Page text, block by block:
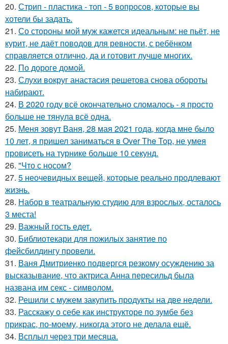
20. Стрип - пластика - топ - 5 вопросов, которые вы
хотели бы задать.
21. Со стороны мой муж кажется идеальным: не пьёт, не
курит, не даёт поводов для ревности, с ребёнком
справляется отлично, да и готовит лучше многих.
22. По дороге домой.
23. Слухи вокруг анастасия решетова снова обороты
набирают.
24. В 2020 году всё окончательно сломалось - я просто
больше не тянула всё одна.
25. Меня зовут Ваня, 28 мая 2021 года, когда мне было
10 лет, я пришел заниматься в Over The Top, не умея
провисеть на турнике больше 10 секунд.
26. "Что с носом?
27. 5 неочевидных вещей, которые реально продлевают
жизнь.
28. Набор в театральную студию для взрослых, осталось
3 места!
29. Важный гость едет.
30. Библиотекари для пожилых занятие по
фейсбилдингу провели.
31. Ваня Дмитриенко подвергся резкому осуждению за
высказывание, что актриса Анна пересильд была
названа им секс - символом.
32. Решили с мужем закупить продукты на две недели.
33. Расскажу о себе как инструкторе по зумбе без
прикрас, по-моему, никогда этого не делала ещё.
34. Всплыл через три месяца.